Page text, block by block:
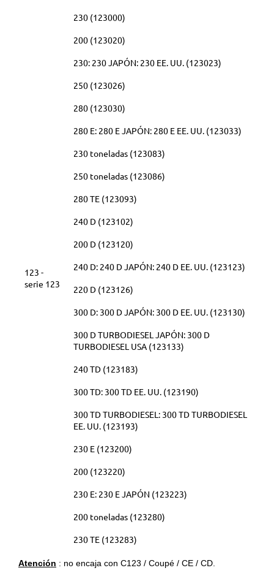
123 -
serie 123
230 (123000)
200 (123020)
230: 230 JAPÓN: 230 EE. UU. (123023)
250 (123026)
280 (123030)
280 E: 280 E JAPÓN: 280 E EE. UU. (123033)
230 toneladas (123083)
250 toneladas (123086)
280 TE (123093)
240 D (123102)
200 D (123120)
240 D: 240 D JAPÓN: 240 D EE. UU. (123123)
220 D (123126)
300 D: 300 D JAPÓN: 300 D EE. UU. (123130)
300 D TURBODIESEL JAPÓN: 300 D
TURBODIESEL USA (123133)
240 TD (123183)
300 TD: 300 TD EE. UU. (123190)
300 TD TURBODIESEL: 300 TD TURBODIESEL
EE. UU. (123193)
230 E (123200)
200 (123220)
230 E: 230 E JAPÓN (123223)
200 toneladas (123280)
230 TE (123283)
Atención : no encaja con C123 / Coupé / CE / CD.